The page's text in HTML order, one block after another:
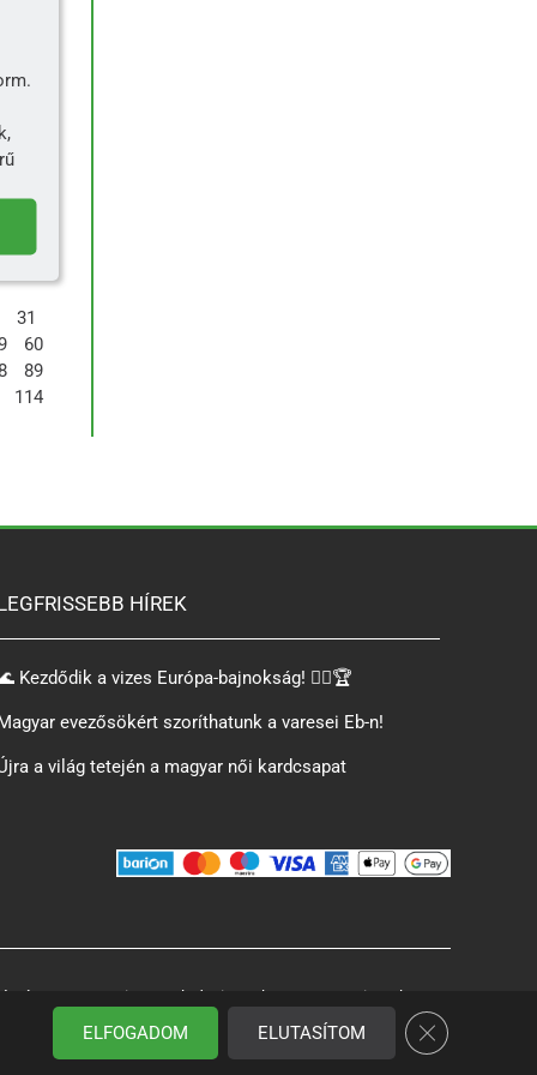
31
60
89
114
HÍREK
Kezdődik a vizes Európa-bajnokság! 🏊‍♂️🏆
evezősökért szoríthatunk a varesei Eb-n!
a világ tetején a magyar női kardcsapat
e-Creations web design – https://ecreations.hu/
ELFOGADOM ELUTASÍTOM Close GDPR